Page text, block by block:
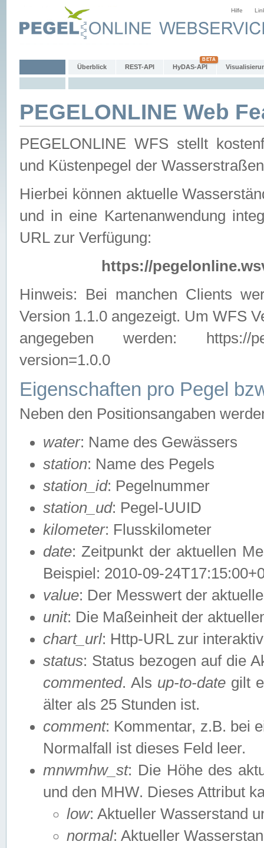
Hilfe
Überblick REST-API HyDAS-API
PEGELONLINE Web
PEGELONLINE WFS stellt
und Küstenpegel der
Hierbei können aktuelle
und in eine Kartenanwendung
URL zur Verfügung:
https://
Hinweis: Bei manchen Clients
Version 1.1.0 angezeigt. Um WFS
angegeben werden: https://
version=1.0.0
Eigenschaften pro Pegel
Neben den Positionsangaben
water: Name des Gewässers
station: Name des Pegels
station_id: Pegelnummer
station_ud: Pegel-UUID
kilometer: Flusskilometer
date: Zeitpunkt der aktuellen
Beispiel: 2010-09-
value: Der Messwert der
unit: Die Maßeinheit der
chart_url: Http-URL zur
status: Status bezogen auf die
commented. Als up-to-date gilt
älter als 25 Stunden ist.
comment: Kommentar, z.B. bei
Normalfall ist dieses Feld leer.
mnwmhw_st: Die Höhe des
und den MHW. Dieses Attribut
low: Aktueller Wasserstand
normal: Aktueller